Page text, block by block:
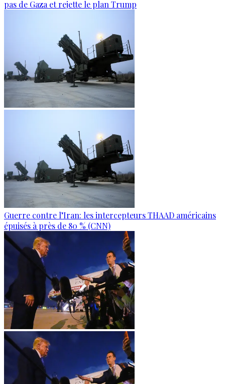
pas de Gaza et rejette le plan Trump
Guerre contre l’Iran: les intercepteurs THAAD américains
épuisés à près de 80 % (CNN)